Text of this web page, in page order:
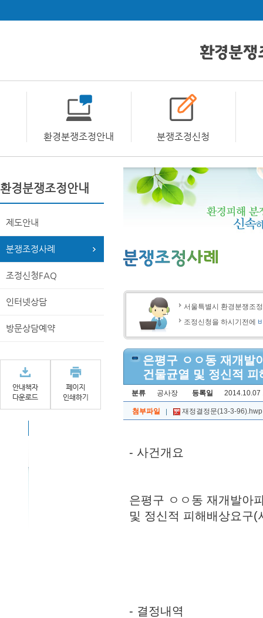
환경분쟁조정안내 분쟁조정신청
환경분쟁조정안내
제도안내
분쟁조정사례
조정신청FAQ
인터넷상담
방문상담예약
서울특별시 환경분쟁조
조정신청을 하시기전에
은평구 ㅇㅇ동 재개발
건물균열 및 정신적
분류 공사장 등록일 2014.10.07
첨부파일 재정결정문(13-3-96).hwp
- 사건개요
은평구 ㅇㅇ동 재개발아
및 정신적 피해배상요구(
- 결정내역